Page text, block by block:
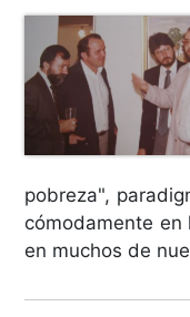
pobreza",
cómodamente en
en muchos de